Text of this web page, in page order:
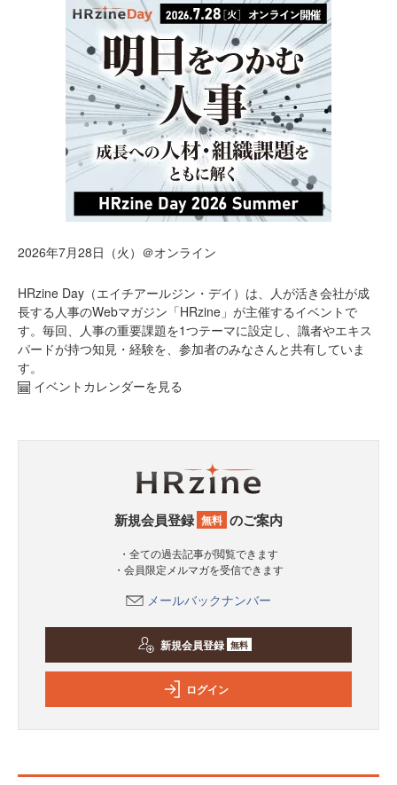
2026年7月28日（火）＠オンライン
HRzine Day（エイチアールジン・デイ）は、人が活き会社が成
長する人事のWebマガジン「HRzine」が主催するイベントで
す。毎回、人事の重要課題を1つテーマに設定し、識者やエキス
パードが持つ知見・経験を、参加者のみなさんと共有していま
す。
イベントカレンダーを見る
新規会員登録 無料 のご案内
・全ての過去記事が閲覧できます
・会員限定メルマガを受信できます
メールバックナンバー
新規会員登録 無料
ログイン